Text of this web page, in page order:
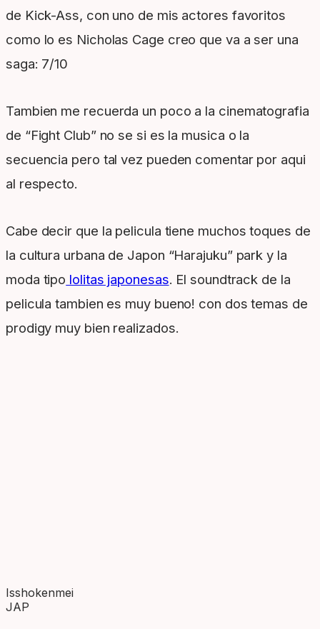
de Kick-Ass, con uno de mis actores favoritos
como lo es Nicholas Cage creo que va a ser una
saga: 7/10
Tambien me recuerda un poco a la cinematografia
de “Fight Club” no se si es la musica o la
secuencia pero tal vez pueden comentar por aqui
al respecto.
Cabe decir que la pelicula tiene muchos toques de
la cultura urbana de Japon “Harajuku” park y la
moda tipo lolitas japonesas. El soundtrack de la
pelicula tambien es muy bueno! con dos temas de
prodigy muy bien realizados.
Isshokenmei
JAP